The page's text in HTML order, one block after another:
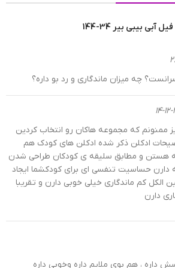
آبی بیبی بیر 34-144
چه میزان ماندگاری و رد بو داره؟
ممنونم که مجموعه هاکان رو انتخاب کردین
ادکلن ذکر شده ادکلن های کودک هم
هستن و مطابق سلیقه ی کودکان طراحی شدن
دارن حساسیت تنفسی ای برای کودکشما ایجاد
الکل کم ماندگاری خیلی خوبی دارن و تقریبا
داره ، هم بوی ملایم داره وخوبی داره